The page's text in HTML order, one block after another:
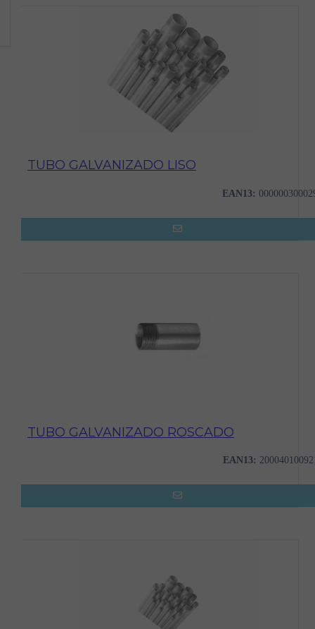
TUBO GALVANIZADO LISO
EAN13:
TUBO GALVANIZADO ROSCADO
EAN13: